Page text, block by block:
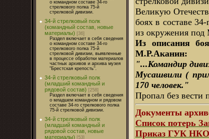
о командном составе 34-го
стрелкового полка 75-й
стрелковой дивизии.
34-й стрелковый полк
(командный состав, новые
материалы)
[36]
Раздел включает в себя сведения
о командном составе 34-го
стрелкового полка 75-й
стрелковой дивизии, выявленные
в процессе обработки материалов
частных архивов и архива музея
"Брестская крепость".
34-й стрелковый полк
(младший командный и
рядовой состав)
[258]
Раздел включает в себя сведения
о младшем командном и рядовом
составе 34-го стрелкового полка
75-й стрелковой дивизии.
34-й стрелковый полк
(младший командный и
рядовой состав, новые
материалы)
[53]
Великую
боях в составе
из окружения под
Из описания
М.Р.Аканин:
"...Командир
Мусашвили (
170 человек."
Пропал без вести
Документы
Список потерь
Приказ ГУК НКО